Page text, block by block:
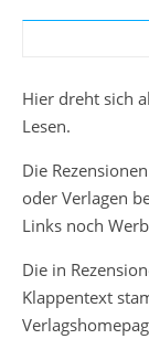
Hier dreht sich
Lesen.
Die
oder Verlagen
Links noch
Die in
Klappentext